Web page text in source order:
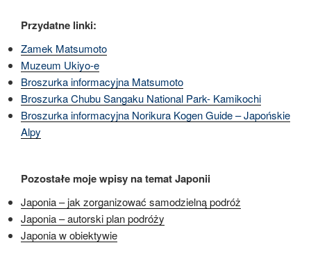
Przydatne linki:
Zamek Matsumoto
Muzeum Ukiyo-e
Broszurka informacyjna Matsumoto
Broszurka Chubu Sangaku National Park- Kamikochi
Broszurka informacyjna Norikura Kogen Guide – Japońskie
Alpy
Pozostałe moje wpisy na temat Japonii
Japonia – jak zorganizować samodzielną podróż
Japonia – autorski plan podróży
Japonia w obiektywie